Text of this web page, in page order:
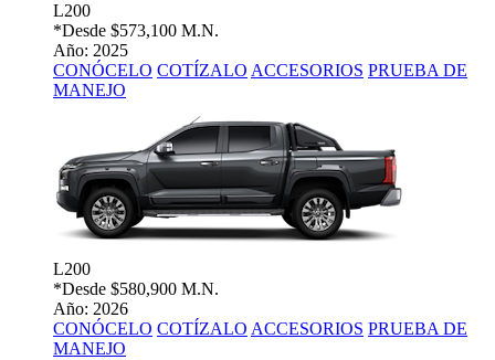
L200
*Desde $573,100 M.N.
Año: 2025
CONÓCELO COTÍZALO ACCESORIOS PRUEBA DE
MANEJO
L200
*Desde $580,900 M.N.
Año: 2026
CONÓCELO COTÍZALO ACCESORIOS PRUEBA DE
MANEJO